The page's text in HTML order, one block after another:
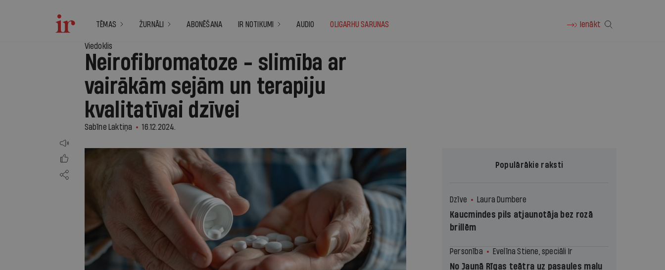
TĒMAS ŽURNĀLI ABONĒŠANA IR NOTIKUMI AUDIO OLIGARHU SARUNAS Ienākt
Viedoklis
Neirofibromatoze - slimība ar
vairākām sejām un terapiju
kvalitatīvai dzīvei
Sabīne Laktiņa 16.12.2024.
Populārākie raksti
Dzīve Laura Dumbere
Kaucmindes pils atjaunotāja bez rozā
brillēm
Personība Evelīna Stiene, speciāli Ir
No Jaunā Rīgas teātra uz pasaules malu